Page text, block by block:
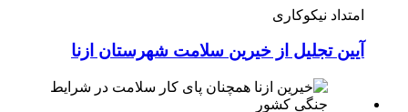
امتداد نیکوکاری
آیین تجلیل از خیرین سلامت شهرستان ازنا